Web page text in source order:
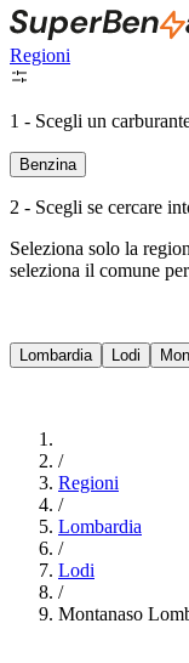
Regioni
1 - Scegli un
Benzina
2 - Scegli se cercare
Seleziona solo la
seleziona il comune
Lombardia Lodi
/
Regioni
/
Lombardia
/
Lodi
/
Montanaso